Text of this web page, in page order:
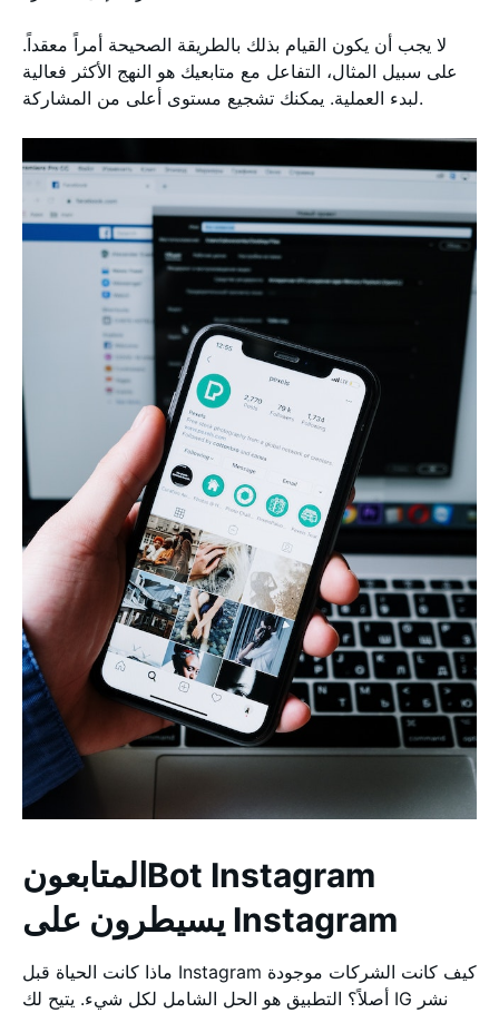
لا يجب أن يكون القيام بذلك بالطريقة الصحيحة أمراً معقداً.
على سبيل المثال، التفاعل مع متابعيك هو النهج الأكثر فعالية
لبدء العملية. يمكنك تشجيع مستوى أعلى من المشاركة.
المتابعونBot Instagram
يسيطرون على Instagram
ماذا كانت الحياة قبل Instagram كيف كانت الشركات موجودة
أصلاً؟ التطبيق هو الحل الشامل لكل شيء. يتيح لك IG نشر